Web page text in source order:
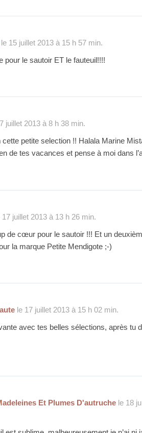
15 juillet 2013 à 15 h 57 min.
pour le sautoir ET le fauteuil!!!!
juillet 2013 à 8 h 38 min.
cette petite selection !! Halala Marine
de tes vacances et pense à moi dans
juillet 2013 à 13 h 26 min.
de cœur pour le sautoir !!! Et un
la marque Petite Mendigote ;-)
le 17 juillet 2013 à 15 h 02 min.
avec tes belles sélections, après tu
Et Plumes D'autruche le 18